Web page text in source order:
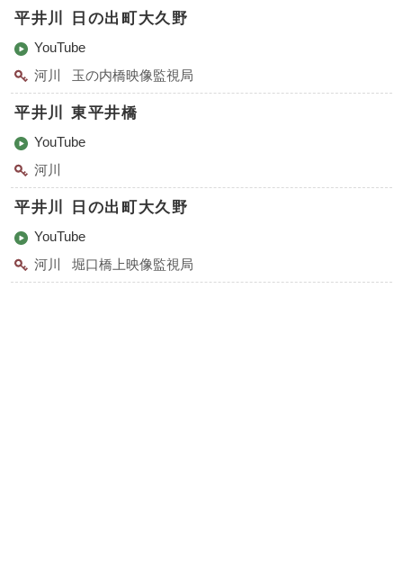
平井川 日の出町大久野
YouTube
河川
玉の内橋映像監視局
平井川 東平井橋
YouTube
河川
平井川 日の出町大久野
YouTube
河川
堀口橋上映像監視局